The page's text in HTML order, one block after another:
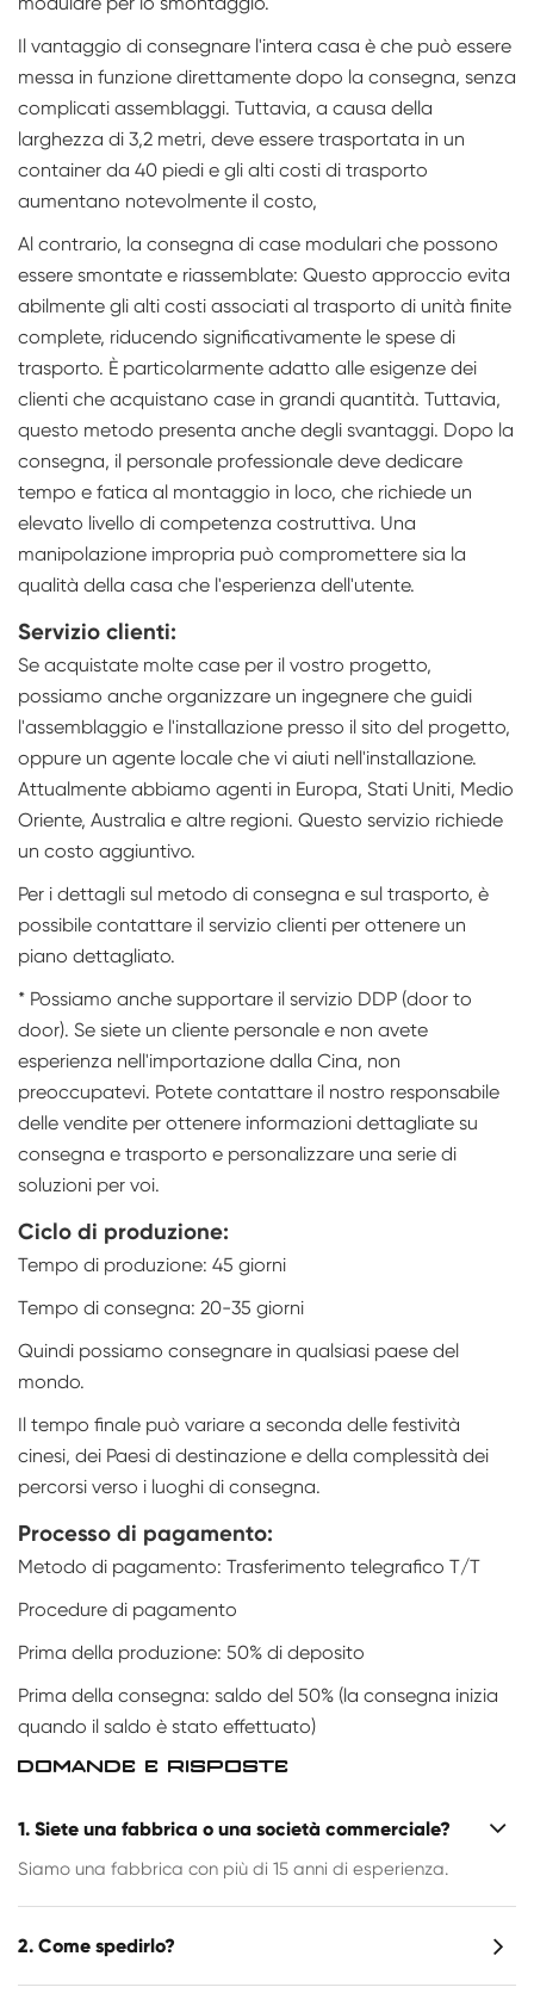
Il vantaggio di consegnare l'intera casa è che può essere
messa in funzione direttamente dopo la consegna, senza
complicati assemblaggi. Tuttavia, a causa della
larghezza di 3,2 metri, deve essere trasportata in un
container da 40 piedi e gli alti costi di trasporto
aumentano notevolmente il costo,
Al contrario, la consegna di case modulari che possono
essere smontate e riassemblate: Questo approccio evita
abilmente gli alti costi associati al trasporto di unità finite
complete, riducendo significativamente le spese di
trasporto. È particolarmente adatto alle esigenze dei
clienti che acquistano case in grandi quantità. Tuttavia,
questo metodo presenta anche degli svantaggi. Dopo la
consegna, il personale professionale deve dedicare
tempo e fatica al montaggio in loco, che richiede un
elevato livello di competenza costruttiva. Una
manipolazione impropria può compromettere sia la
qualità della casa che l'esperienza dell'utente.
Servizio clienti:
Se acquistate molte case per il vostro progetto,
possiamo anche organizzare un ingegnere che guidi
l'assemblaggio e l'installazione presso il sito del progetto,
oppure un agente locale che vi aiuti nell'installazione.
Attualmente abbiamo agenti in Europa, Stati Uniti, Medio
Oriente, Australia e altre regioni. Questo servizio richiede
un costo aggiuntivo.
Per i dettagli sul metodo di consegna e sul trasporto, è
possibile contattare il servizio clienti per ottenere un
piano dettagliato.
* Possiamo anche supportare il servizio DDP (door to
door). Se siete un cliente personale e non avete
esperienza nell'importazione dalla Cina, non
preoccupatevi. Potete contattare il nostro responsabile
delle vendite per ottenere informazioni dettagliate su
consegna e trasporto e personalizzare una serie di
soluzioni per voi.
Ciclo di produzione:
Tempo di produzione: 45 giorni
Tempo di consegna: 20-35 giorni
Quindi possiamo consegnare in qualsiasi paese del
mondo.
Il tempo finale può variare a seconda delle festività
cinesi, dei Paesi di destinazione e della complessità dei
percorsi verso i luoghi di consegna.
Processo di pagamento:
Metodo di pagamento: Trasferimento telegrafico T/T
Procedure di pagamento
Prima della produzione: 50% di deposito
Prima della consegna: saldo del 50% (la consegna inizia
quando il saldo è stato effettuato)
DOMANDE E RISPOSTE
1. Siete una fabbrica o una società commerciale?
Siamo una fabbrica con più di 15 anni di esperienza.
2. Come spedirlo?